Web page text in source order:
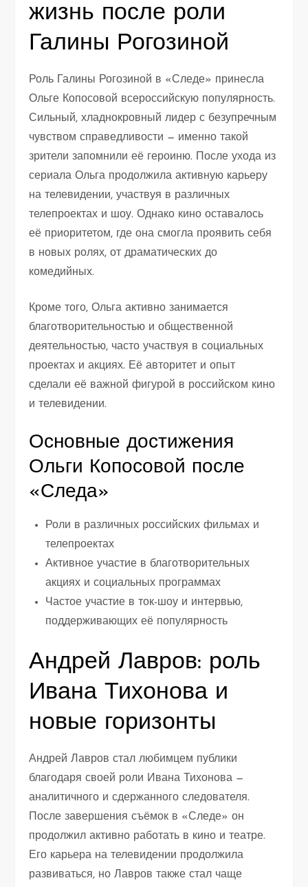
жизнь после роли
Галины Рогозиной
Роль Галины Рогозиной в «Следе» принесла
Ольге Копосовой всероссийскую популярность.
Сильный, хладнокровный лидер с безупречным
чувством справедливости — именно такой
зрители запомнили её героиню. После ухода из
сериала Ольга продолжила активную карьеру
на телевидении, участвуя в различных
телепроектах и шоу. Однако кино оставалось
её приоритетом, где она смогла проявить себя
в новых ролях, от драматических до
комедийных.
Кроме того, Ольга активно занимается
благотворительностью и общественной
деятельностью, часто участвуя в социальных
проектах и акциях. Её авторитет и опыт
сделали её важной фигурой в российском кино
и телевидении.
Основные достижения
Ольги Копосовой после
«Следа»
Роли в различных российских фильмах и
телепроектах
Активное участие в благотворительных
акциях и социальных программах
Частое участие в ток-шоу и интервью,
поддерживающих её популярность
Андрей Лавров: роль
Ивана Тихонова и
новые горизонты
Андрей Лавров стал любимцем публики
благодаря своей роли Ивана Тихонова —
аналитичного и сдержанного следователя.
После завершения съёмок в «Следе» он
продолжил активно работать в кино и театре.
Его карьера на телевидении продолжила
развиваться, но Лавров также стал чаще